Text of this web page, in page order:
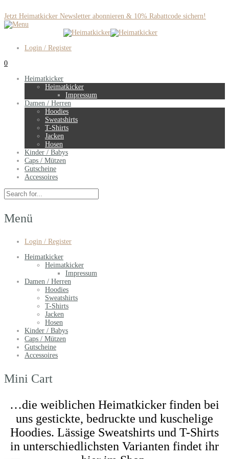
Jetzt Heimatkicker Newsletter abonnieren & 10% Rabattcode sichern!
Login / Register
0
Heimatkicker
Heimatkicker
Impressum
Damen / Herren
Hoodies
Sweatshirts
T-Shirts
Jacken
Hosen
Kinder / Babys
Caps / Mützen
Gutscheine
Accessoires
Menü
Login / Register
Heimatkicker
Heimatkicker
Impressum
Damen / Herren
Hoodies
Sweatshirts
T-Shirts
Jacken
Hosen
Kinder / Babys
Caps / Mützen
Gutscheine
Accessoires
Mini Cart
…die weiblichen Heimatkicker finden bei
uns gestickte, bedruckte und kuschelige
Hoodies. Lässige Sweatshirts und T-Shirts
in unterschiedlichsten Varianten findet ihr